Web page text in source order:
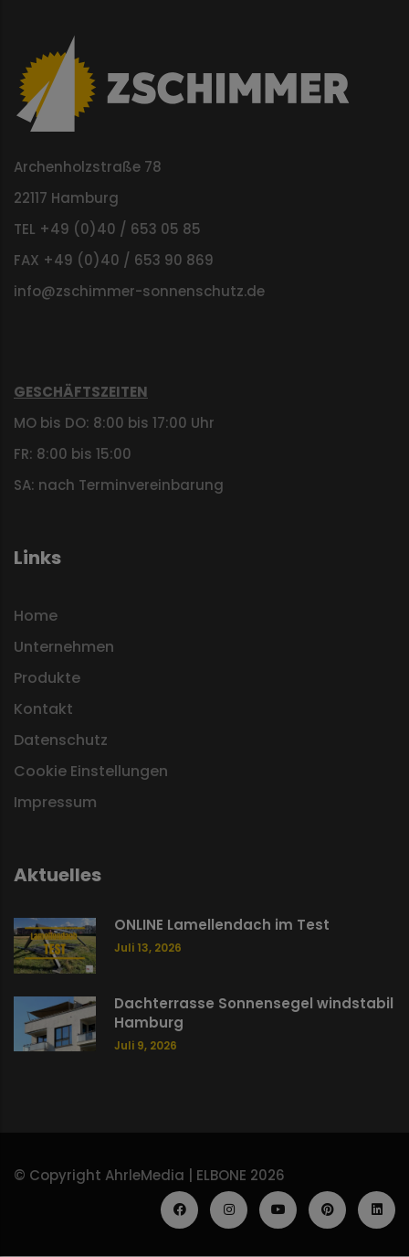
Archenholzstraße 78
22117 Hamburg
TEL +49 (0)40 / 653 05 85
FAX +49 (0)40 / 653 90 869
info@zschimmer-sonnenschutz.de
GESCHÄFTSZEITEN
MO bis DO: 8:00 bis 17:00 Uhr
FR: 8:00 bis 15:00
SA: nach Terminvereinbarung
Links
Home
Unternehmen
Produkte
Kontakt
Datenschutz
Cookie Einstellungen
Impressum
Aktuelles
ONLINE Lamellendach im Test
Juli 13, 2026
Dachterrasse Sonnensegel windstabil
Hamburg
Juli 9, 2026
© Copyright AhrleMedia | ELBONE 2026